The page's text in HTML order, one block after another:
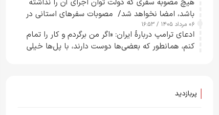
هیچ مصوبه سفری که دولت توان اجرای آن را نداشته
باشد، امضا نخواهد شد/ مصوبات سفرهای استانی در
چارچوب قانون بودجه است+ عکس
۰۶ مرداد ۱۴۰۵ / ۱۶:۵۳
ادعای ترامپ دربارهٔ ایران: «اگر من برگردم و کار را تمام
کنم، همانطور که بعضی‌ها دوست دارند، با پل‌ها خیلی
پربازدید